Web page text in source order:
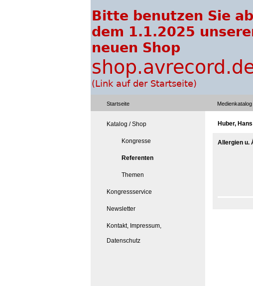
Startseite Medienkatalog
Katalog / Shop
Kongresse
Referenten
Themen
Kongressservice
Newsletter
Kontakt, Impressum,
Datenschutz
Huber, Hans
Allergien u.